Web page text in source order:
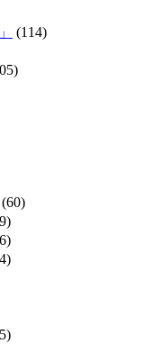
(114)
(60)